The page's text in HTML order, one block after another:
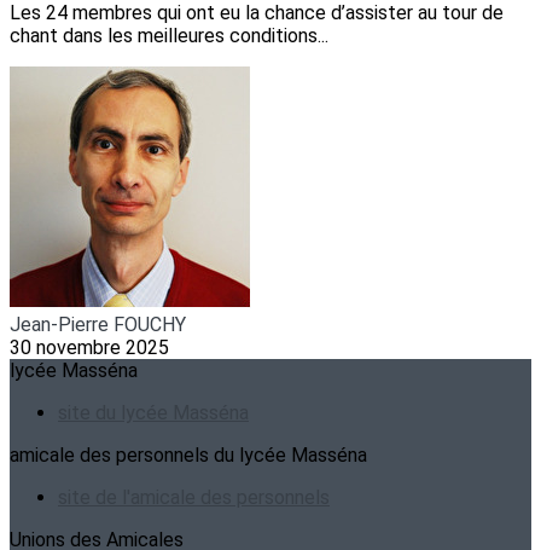
Les 24 membres qui ont eu la chance d’assister au tour de
chant dans les meilleures conditions...
Jean-Pierre FOUCHY
30 novembre 2025
lycée Masséna
amicale des personnels du lycée Masséna
Unions des Amicales